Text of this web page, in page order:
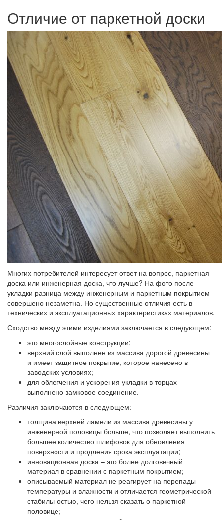
Отличие от паркетной доски
Многих потребителей интересует ответ на вопрос, паркетная
доска или инженерная доска, что лучше? На фото после
укладки разница между инженерным и паркетным покрытием
совершено незаметна. Но существенные отличия есть в
технических и эксплуатационных характеристиках материалов.
Сходство между этими изделиями заключается в следующем:
это многослойные конструкции;
верхний слой выполнен из массива дорогой древесины
и имеет защитное покрытие, которое нанесено в
заводских условиях;
для облегчения и ускорения укладки в торцах
выполнено замковое соединение.
Различия заключаются в следующем:
толщина верхней ламели из массива древесины у
инженерной половицы больше, что позволяет выполнить
большее количество шлифовок для обновления
поверхности и продления срока эксплуатации;
инновационная доска – это более долговечный
материал в сравнении с паркетным покрытием;
описываемый материал не реагирует на перепады
температуры и влажности и отличается геометрической
стабильностью, чего нельзя сказать о паркетной
половице;